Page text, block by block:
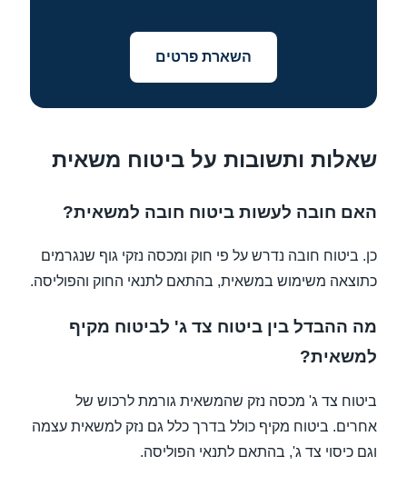
השארת פרטים
שאלות ותשובות על ביטוח משאית
האם חובה לעשות ביטוח חובה למשאית?
כן. ביטוח חובה נדרש על פי חוק ומכסה נזקי גוף שנגרמים
כתוצאה משימוש במשאית, בהתאם לתנאי החוק והפוליסה.
מה ההבדל בין ביטוח צד ג' לביטוח מקיף
למשאית?
ביטוח צד ג' מכסה נזק שהמשאית גורמת לרכוש של
אחרים. ביטוח מקיף כולל בדרך כלל גם נזק למשאית עצמה
וגם כיסוי צד ג', בהתאם לתנאי הפוליסה.